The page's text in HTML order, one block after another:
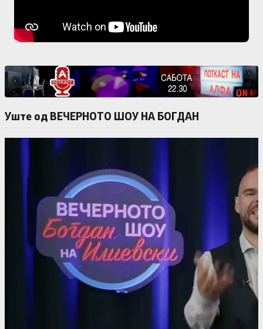
Уште од ВЕЧЕРНОТО ШОУ НА БОГДАН